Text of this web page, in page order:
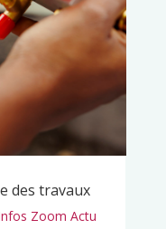
des travaux
Zoom Actu